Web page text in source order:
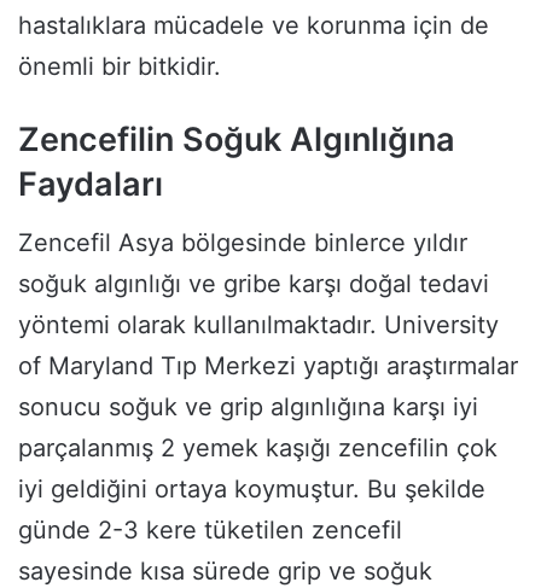
hastalıklara mücadele ve korunma için de
önemli bir bitkidir.
Zencefilin Soğuk Algınlığına
Faydaları
Zencefil Asya bölgesinde binlerce yıldır
soğuk algınlığı ve gribe karşı doğal tedavi
yöntemi olarak kullanılmaktadır. University
of Maryland Tıp Merkezi yaptığı araştırmalar
sonucu soğuk ve grip algınlığına karşı iyi
parçalanmış 2 yemek kaşığı zencefilin çok
iyi geldiğini ortaya koymuştur. Bu şekilde
günde 2-3 kere tüketilen zencefil
sayesinde kısa sürede grip ve soğuk